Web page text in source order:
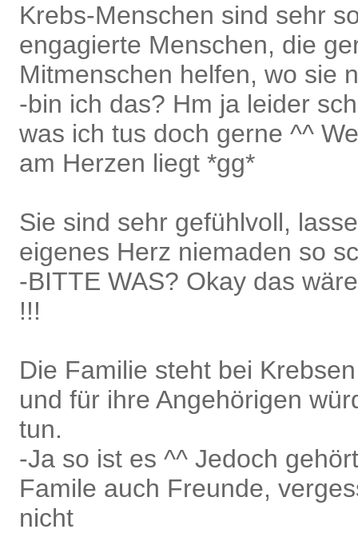
Krebs-Menschen sind sehr
engagierte Menschen, die
Mitmenschen helfen, wo sie
-bin ich das? Hm ja leider
was ich tus doch gerne ^^
am Herzen liegt *gg*
Sie sind sehr gefühlvoll,
eigenes Herz niemaden so
-BITTE WAS? Okay das
!!!
Die Familie steht bei
und für ihre Angehörigen
tun.
-Ja so ist es ^^ Jedoch
Famile auch Freunde,
nicht